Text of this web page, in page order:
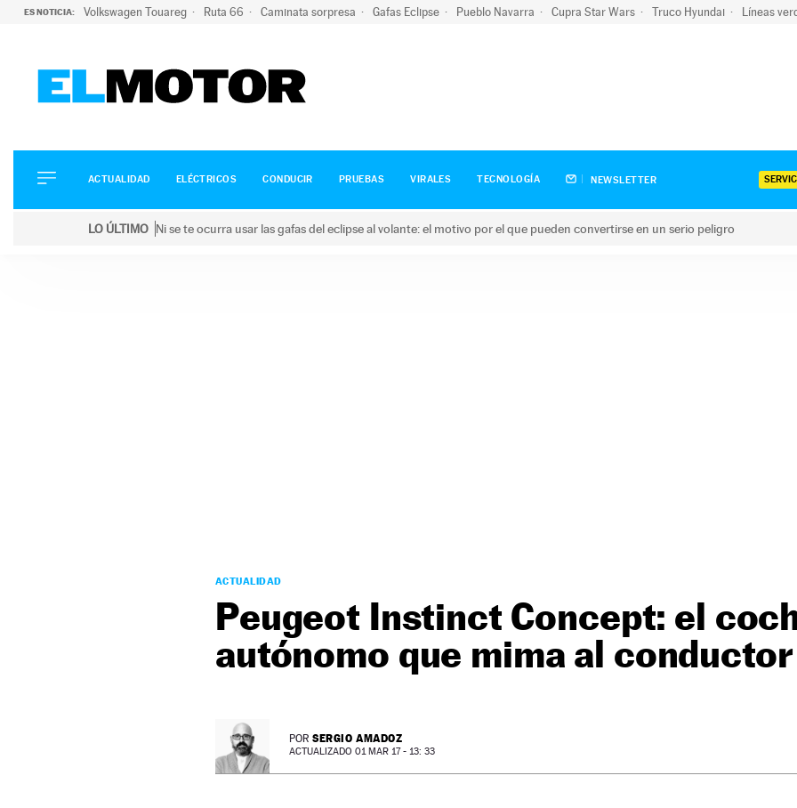
ES NOTICIA: Volkswagen Touareg Ruta 66 Caminata sorpresa Gafas Eclipse Pueblo Navarra Cupra Star Wars Truco Hyundai Líneas
ELÉCTRICOS
CONDUCIR
ACTUALIDAD ELÉCTRICOS CONDUCIR PRUEBAS VIRALES TECNOLOGÍA NEWSLETTER
LO ÚLTIMO Ni se te ocurra usar las gafas del eclipse al volante: el motivo por el que pueden convertirse en un serio peligro
ACTUALIDAD
Peugeot Instinct Concept: el
autónomo que mima al conductor
POR SERGIO AMADOZ
ACTUALIZADO 01 MAR 17 - 13: 33